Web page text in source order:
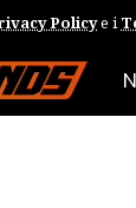
Policye i